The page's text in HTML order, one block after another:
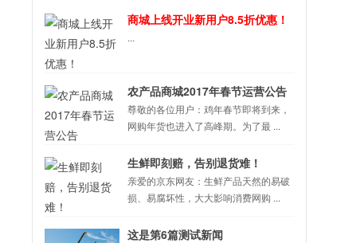
商城上线开业新用户8.5折优惠！
...
农产品商城2017年春节运营公告
尊敬的各位用户：鸡年春节即将到来，
网购年货也进入了高峰期。为了最 ...
生鲜即刻赔，告别退货难！
亲爱的京东网友：生鲜产品天然的易破
损、易腐坏性，大大影响消费网购 ...
这是第6篇测试新闻